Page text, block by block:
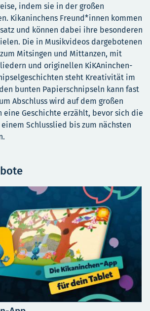
indem sie in der großen
Kikaninchens Freund*innen kommen
und können dabei ihre besonderen
Die in Musikvideos dargebotenen
Mitsingen und Mittanzen, mit
und originellen KiKAninchen-
steht Kreativität im
bunten Papierschnipseln kann fast
Abschluss wird auf dem großen
eine Geschichte erzählt, bevor sich die
Schlusslied bis zum nächsten